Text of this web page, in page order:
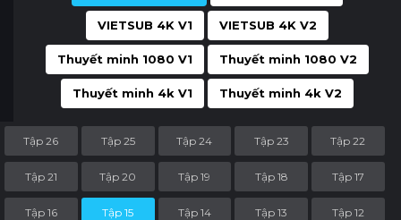
VIETSUB 4K V1 VIETSUB 4K V2
Thuyết minh 1080 V1 Thuyết minh 1080 V2
Thuyết minh 4k V1 Thuyết minh 4k V2
Tập 26 Tập 25 Tập 24 Tập 23 Tập 22
Tập 21 Tập 20 Tập 19 Tập 18 Tập 17
Tập 16 Tập 15 Tập 14 Tập 13 Tập 12